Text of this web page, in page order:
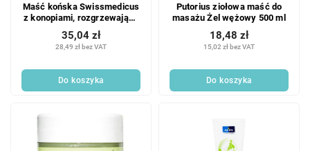
Maść końska Swissmedicus
z konopiami, rozgrzewająca
28,49 zł bez VAT
35,04 zł
Do koszyka
Putorius ziołowa maść do
masażu Żel wężowy 500 ml
15,02 zł bez VAT
18,48 zł
Do koszyka